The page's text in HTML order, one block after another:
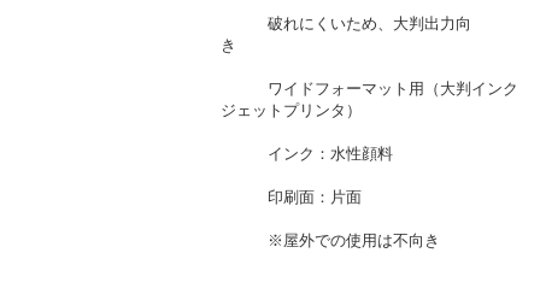
破れにくいため、大判出力向
き
ワイドフォーマット用（大判インク
ジェットプリンタ）
インク：水性顔料
印刷面：片面
※屋外での使用は不向き